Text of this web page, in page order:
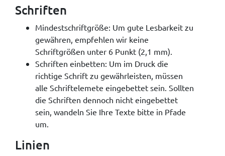
Schriften
Mindestschriftgröße: Um gute Lesbarkeit zu
gewähren, empfehlen wir keine
Schriftgrößen unter 6 Punkt (2,1 mm).
Schriften einbetten: Um im Druck die
richtige Schrift zu gewährleisten, müssen
alle Schriftelemete eingebettet sein. Sollten
die Schriften dennoch nicht eingebettet
sein, wandeln Sie Ihre Texte bitte in Pfade
um.
Linien